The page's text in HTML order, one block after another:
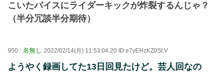
こいたバイスにライダーキックが炸裂するんじゃ？
（半分冗談半分期待）
950 : 名無し 2022/02/14(月) 11:53:04.20 ID:e7yEHzKZ0St.V
ようやく録画してた13日回見たけど。芸人回なの